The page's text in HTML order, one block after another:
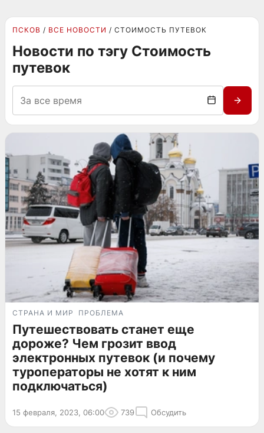
ПСКОВ ВСЕ НОВОСТИ СТОИМОСТЬ ПУТЕВОК
Новости по тэгу Стоимость
путевок
СТРАНА И МИР ПРОБЛЕМА
Путешествовать станет еще
дороже? Чем грозит ввод
электронных путевок (и почему
туроператоры не хотят к ним
подключаться)
15 февраля, 2023, 06:00 739 Обсудить